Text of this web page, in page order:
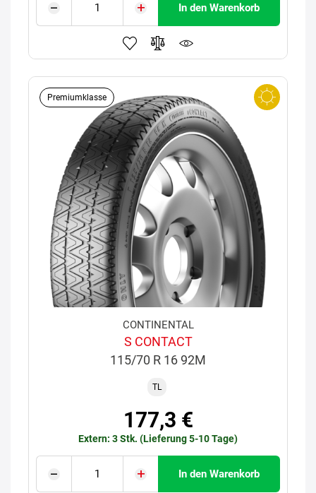
In den Warenkorb
Premiumklasse
CONTINENTAL
S CONTACT
115/70 R 16 92M
TL
177,3 €
Extern: 3 Stk. (Lieferung 5-10 Tage)
In den Warenkorb